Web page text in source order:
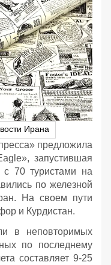
Ирана
предложила
запустившая
70 туристами на
по железной
На своем пути
и Курдистан.
в неповторимых
по последнему
составляет 9-25